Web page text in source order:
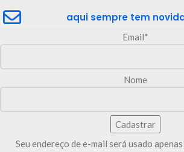
aqui sempre tem
Email*
Nome
Seu endereço de e-mail será usado